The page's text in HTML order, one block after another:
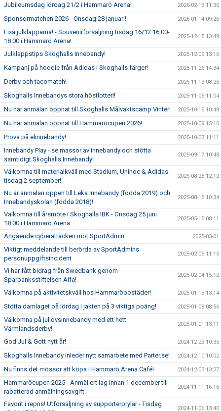
Jubileumsdag lördag 21/2 i Hammarö Arena! 2026-02-13 11:36
Sponsormatchen 2026 - Onsdag 28 januari! 2026-01-14 09:26
Fixa julklapparna! - Souvenirförsäljning tisdag 16/12 16.00-
18.00 i Hammarö Arena!
2025-12-15 13:49
Julklappstips Skoghalls Innebandy! 2025-12-09 13:16
Kampanj på hoodie från Adidas i Skoghalls färger! 2025-11-26 14:34
Derby och tacomatch! 2025-11-13 08:26
Skoghalls Innebandys stora höstlotteri! 2025-11-06 11:04
Nu har anmälan öppnat till Skoghalls Målvaktscamp Vinter! 2025-10-15 10:48
Nu har anmälan öppnat till Hammaröcupen 2026! 2025-10-09 15:10
Prova på elinnebandy! 2025-10-03 11:11
Innebandy Play - se massor av innebandy och stötta
samtidigt Skoghalls Innebandy!
2025-09-17 10:48
Välkomna till materialkväll med Stadium, Unihoc & Adidas
tisdag 2 september!
2025-08-25 12:12
Nu är anmälan öppen till Leka Innebandy (födda 2019) och
Innebandyskolan (födda 2018)!
2025-08-15 10:34
Välkomna till årsmöte i Skoghalls IBK - Onsdag 25 juni
18.00 i Hammarö Arena
2025-05-15 08:11
Angående cyberattacken mot SportAdmin 2025-03-01
Viktigt meddelande till berörda av SportAdmins
personuppgiftsincident
2025-02-05 11:15
Vi har fått bidrag från Swedbank genom
Sparbanksstiftelsen Alfa!
2025-02-04 15:12
Välkomna på aktivitetskväll hos Hammaröbostäder! 2025-01-13 13:14
Stötta damlaget på lördag i jakten på 3 viktiga poäng! 2025-01-08 08:56
Välkomna på jullovsinnebandy med ett hett
Värmlandsderby!
2025-01-01 13:11
God Jul & Gott nytt år! 2024-12-23 10:35
Skoghalls Innebandy inleder nytt samarbete med Parter.se! 2024-12-10 10:02
Nu finns det mössor att köpa i Hammarö Arena Café! 2024-12-03 13:27
Hammaröcupen 2025 - Anmäl ert lag innan 1 december till
rabatterad anmälningsavgift
2024-11-11 16:16
Favorit i repris! Utförsäljning av supporterprylar - Tisdag
2024-11-06 13:40